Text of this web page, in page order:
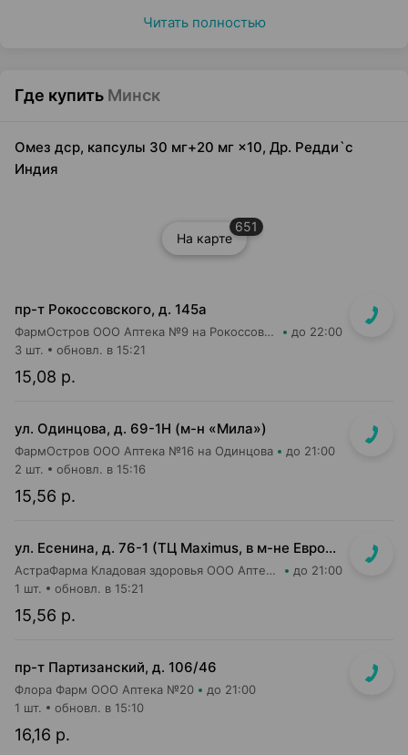
Читать полностью
Где купить Минск
Омез дср, капсулы 30 мг+20 мг ×10, Др. Редди`с
Индия
На карте
651
пр-т Рокоссовского, д. 145а
ФармОстров ООО Аптека №9 на Рокоссовского до 22:00
15,08 р.
3 шт. обновл. в 15:21
ул. Одинцова, д. 69-1Н (м-н «Мила»)
ФармОстров ООО Аптека №16 на Одинцова до 21:00
15,56 р.
2 шт. обновл. в 15:16
ул. Есенина, д. 76-1 (ТЦ Maximus, в м-не Евроопт Super)
АстраФарма Кладовая здоровья ООО Аптека №9 до 21:00
15,56 р.
1 шт. обновл. в 15:21
пр-т Партизанский, д. 106/46
Флора Фарм ООО Аптека №20 до 21:00
16,16 р.
1 шт. обновл. в 15:10